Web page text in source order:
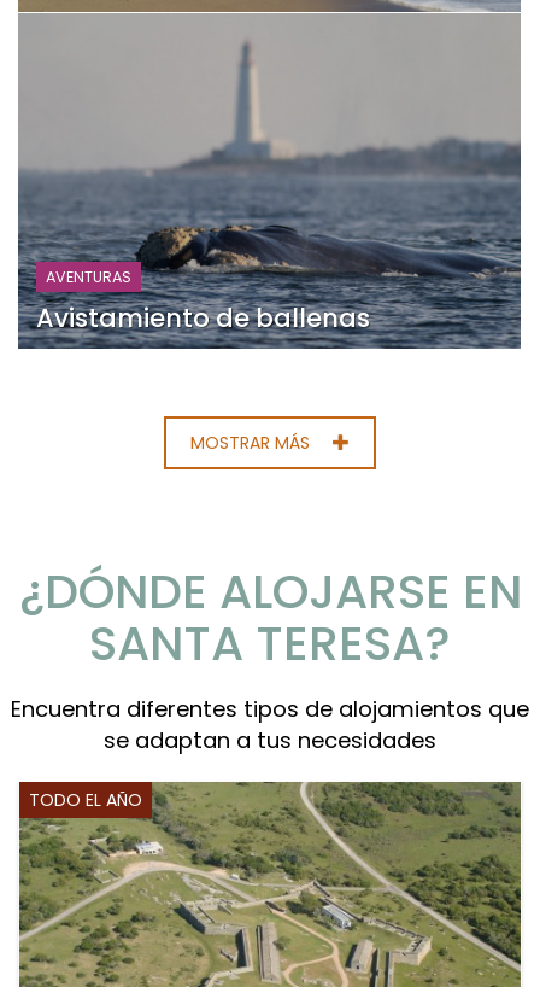
AVENTURAS
Avistamiento de ballenas
MOSTRAR MÁS
¿DÓNDE ALOJARSE EN
SANTA TERESA?
Encuentra diferentes tipos de alojamientos que
se adaptan a tus necesidades
TODO EL AÑO